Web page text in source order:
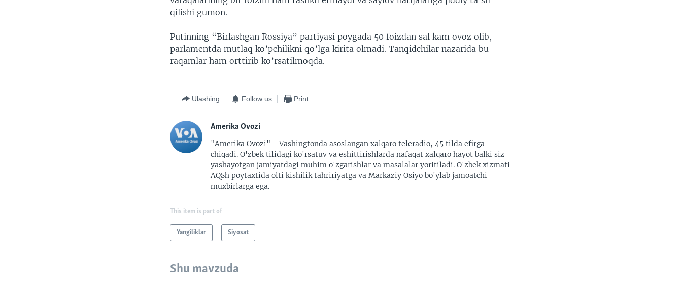
qilishi gumon.
Putinning “Birlashgan Rossiya” partiyasi poygada 50 foizdan sal kam ovoz olib,
parlamentda mutlaq ko’pchilikni qo’lga kirita olmadi. Tanqidchilar nazarida bu
raqamlar ham orttirib ko’rsatilmoqda.
Ulashing Follow us Print
Amerika Ovozi
"Amerika Ovozi" - Vashingtonda asoslangan xalqaro teleradio, 45 tilda efirga
chiqadi. O'zbek tilidagi ko'rsatuv va eshittirishlarda nafaqat xalqaro hayot balki siz
yashayotgan jamiyatdagi muhim o'zgarishlar va masalalar yoritiladi. O'zbek xizmati
AQSh poytaxtida olti kishilik tahririyatga va Markaziy Osiyo bo'ylab jamoatchi
muxbirlarga ega.
This item is part of
Yangiliklar Siyosat
Shu mavzuda